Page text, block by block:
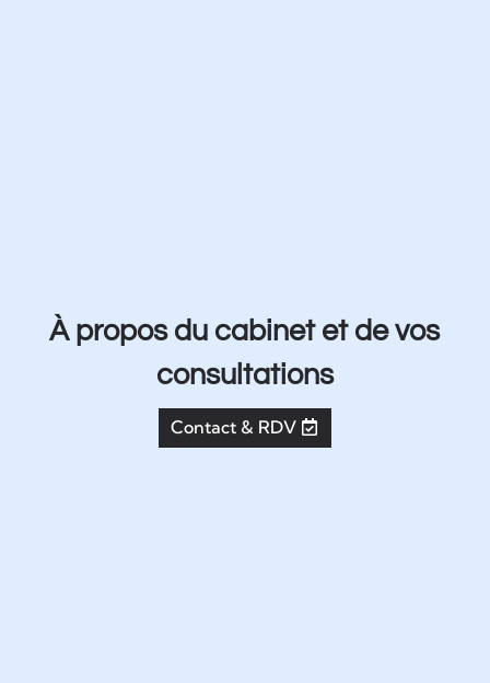
À propos du cabinet et de vos
consultations
Contact & RDV